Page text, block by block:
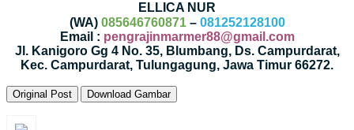
ELLICA NUR
(WA) 085646760871– 081252128100
Email : pengrajinmarmer88@gmail.com
Jl. Kanigoro Gg 4 No. 35, Blumbang, Ds. Campurdarat,
Kec. Campurdarat, Tulungagung, Jawa Timur 66272.
Original Post Download Gambar